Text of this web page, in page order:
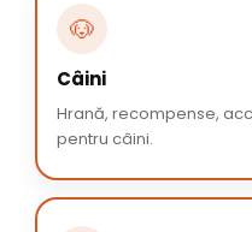
🐶
Câini
Hrană, recompense,
pentru câini.